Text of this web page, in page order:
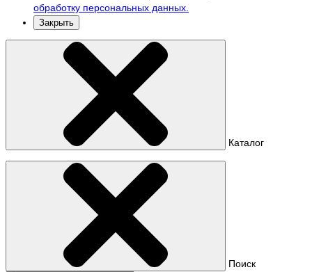
обработку персональных данных.
Закрыть
Каталог
Поиск